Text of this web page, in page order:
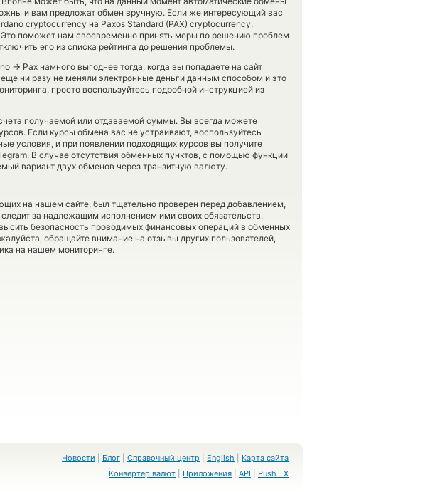
и вам предложат обмен вручную. Если же интересующий вас
cryptocurrency на Paxos Standard (PAX) cryptocurrency,
Это поможет нам своевременно принять меры по решению проблем
его из списка рейтинга до решения проблемы.
→ Pax намного выгоднее тогда, когда вы попадаете на сайт
ни разу не меняли электронные деньги данным способом и это
просто воспользуйтесь подробной инструкцией из
получаемой или отдаваемой суммы. Вы всегда можете
Если курсы обмена вас не устраивают, воспользуйтесь
условия, и при появлении подходящих курсов вы получите
В случае отсутствия обменных пунктов, с помощью функции
вариант двух обменов через транзитную валюту.
на нашем сайте, был тщательно проверен перед добавлением,
за надлежащим исполнением ими своих обязательств.
безопасность проводимых финансовых операций в обменных
обращайте внимание на отзывы других пользователей,
на нашем мониторинге.
Новости Блог Справочный центр English
Карта сайта
Конвертер валют
Приложения API Push TX